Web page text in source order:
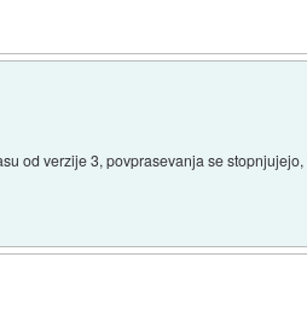
od verzije 3, povprasevanja se